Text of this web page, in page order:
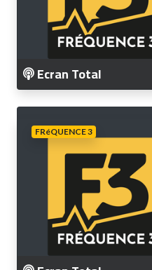
Ecran Total
FRéQUENCE 3